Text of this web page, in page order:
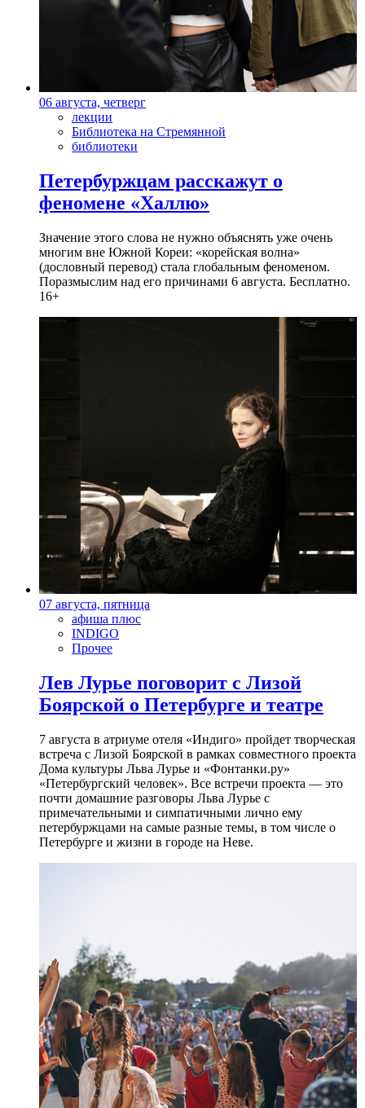
06 августа, четверг
лекции
Библиотека на Стремянной
библиотеки
Петербуржцам расскажут о
феномене «Халлю»
Значение этого слова не нужно объяснять уже очень
многим вне Южной Кореи: «корейская волна»
(дословный перевод) стала глобальным феноменом.
Поразмыслим над его причинами 6 августа. Бесплатно.
16+
07 августа, пятница
афиша плюс
INDIGO
Прочее
Лев Лурье поговорит с Лизой
Боярской о Петербурге и театре
7 августа в атриуме отеля «Индиго» пройдет творческая
встреча с Лизой Боярской в рамках совместного проекта
Дома культуры Льва Лурье и «Фонтанки.ру»
«Петербургский человек». Все встречи проекта — это
почти домашние разговоры Льва Лурье с
примечательными и симпатичными лично ему
петербуржцами на самые разные темы, в том числе о
Петербурге и жизни в городе на Неве.